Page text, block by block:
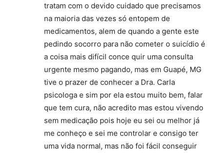
tratam com o devido cuidado que precisamos
na maioria das vezes só entopem de
medicamentos, alem de quando a gente este
pedindo socorro para não cometer o suicídio é
a coisa mais difícil conce quir uma consulta
urgente mesmo pagando, mas em Guapé, MG
tive o prazer de conhecer a Dra. Carla
psicologa e sim por ela estou muito bem, falar
que tem cura, não acredito mas estou vivendo
sem medicação pois hoje eu sei ou melhor já
me conheço e sei me controlar e consigo ter
uma vida normal, mas não foi fácil conseguir